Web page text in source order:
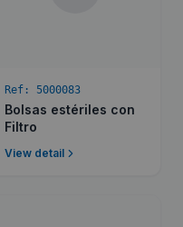
Ref: 5000083
Bolsas estériles con
Filtro
View detail